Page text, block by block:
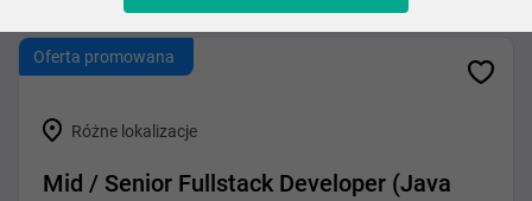
Oferta promowana
Różne lokalizacje
Mid / Senior Fullstack Developer (Java